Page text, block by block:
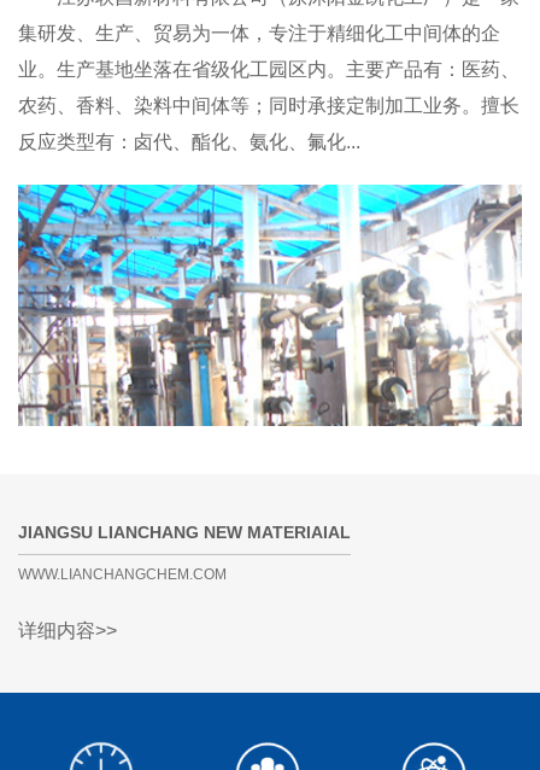
集研发、生产、贸易为一体，专注于精细化工中间体的企
业。生产基地坐落在省级化工园区内。主要产品有：医药、
农药、香料、染料中间体等；同时承接定制加工业务。擅长
反应类型有：卤代、酯化、氨化、氟化...
JIANGSU LIANCHANG NEW MATERIAIAL
WWW.LIANCHANGCHEM.COM
详细内容>>